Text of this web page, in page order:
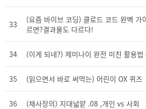
33
(요즘 바이브 코딩) 클로드 코드 완벽 가
르면?결과물도 다르다!
34 (이게 되네?) 제미나이 완전 미친 활용법
35 (읽으면서 바로 써먹는) 어린이 OX 퀴즈
36 (채사장의) 지대넓얕 .08 ,개인 vs 사회